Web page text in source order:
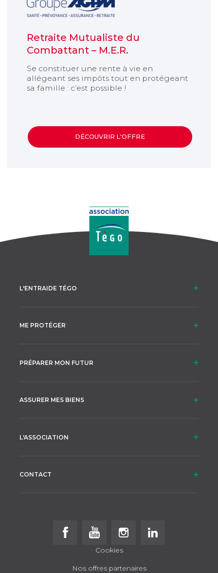
Retraite Mutualiste du
Combattant – M.E.R.
Se constituer une rente à vie en
allégeant ses impôts tout en protégeant
sa famille : c’est possible !
DÉCOUVRIR L'OFFRE
L'ENTRAIDE TÉGO
ME PROTÉGER
PRÉPARER MON FUTUR
ASSURER MES BIENS
L'ASSOCIATION
CONTACT
Cookies
Nos offres partenaires
Follow us on Facebook
Follow us on Youtube
Follow us on Instagram
Follow us on